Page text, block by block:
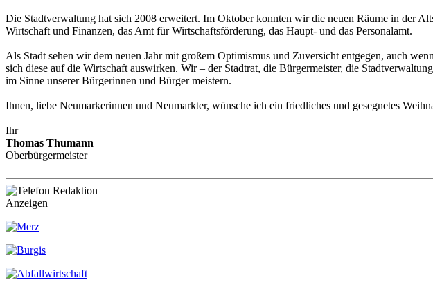
Die Stadtverwaltung hat sich 2008 erweitert. Im Oktober konnten wir die neuen Räume in der
Wirtschaft und Finanzen, das Amt für Wirtschaftsförderung, das Haupt- und das Personalamt.
Als Stadt sehen wir dem neuen Jahr mit großem Optimismus und Zuversicht entgegen, auch
sich diese auf die Wirtschaft auswirken. Wir – der Stadtrat, die Bürgermeister, die
im Sinne unserer Bürgerinnen und Bürger meistern.
Ihnen, liebe Neumarkerinnen und Neumarkter, wünsche ich ein friedliches und gesegnetes
Ihr
Thomas Thumann
Oberbürgermeister
Anzeigen